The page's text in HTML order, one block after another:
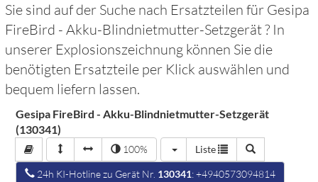
Sie sind auf der Suche nach Ersatzteilen für Gesipa
FireBird - Akku-Blindnietmutter-Setzgerät? In
unserer Explosionszeichnung können Sie die
benötigten Ersatzteile per Klick auswählen und
bequem liefern lassen.
Gesipa FireBird - Akku-Blindnietmutter-Setzgerät
(130341)
100% Liste
24h KI-Hotline zu Gerät Nr. 130341: +4940573094814